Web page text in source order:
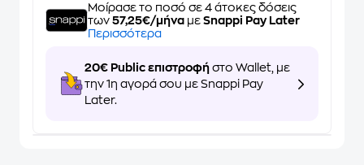
Μοίρασε το ποσό σε 4 άτοκες δόσεις
των 57,25€/μήνα με Snappi Pay Later
Περισσότερα
20€ Public επιστροφή στο Wallet, με
την 1η αγορά σου με Snappi Pay
Later.